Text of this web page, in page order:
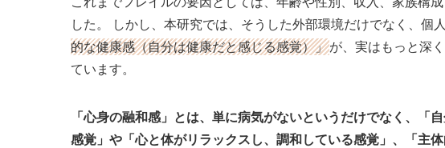
した。 しかし、本研究では、そうした外部環境だけでなく、個
的な健康感（自分は健康だと感じる感覚）」が、実はもっと深
ています。
「心身の融和感」とは、単に病気がないというだけでなく、「
感覚」や「心と体がリラックスし、調和している感覚」、「主